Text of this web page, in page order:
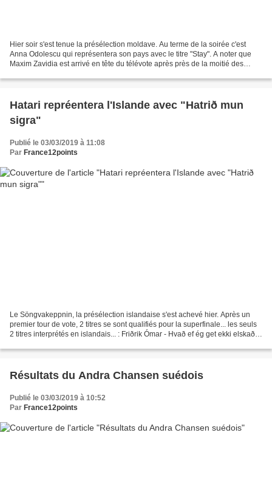
Hier soir s'est tenue la présélection moldave. Au terme de la soirée c'est
Anna Odolescu qui représentera son pays avec le titre "Stay". A noter que
Maxim Zavidia est arrivé en tête du télévote après près de la moitié des
Hatari repréentera l'Islande avec "Hatrið mun
sigra"
Publié le 03/03/2019 à 11:08
Par France12points
Le Söngvakeppnin, la présélection islandaise s'est achevé hier. Après un
premier tour de vote, 2 titres se sont qualifiés pour la superfinale... les seuls
2 titres interprétés en islandais... : Friðrik Ómar - Hvað ef ég get ekki elskað ?
Résultats du Andra Chansen suédois
Publié le 03/03/2019 à 10:52
Par France12points